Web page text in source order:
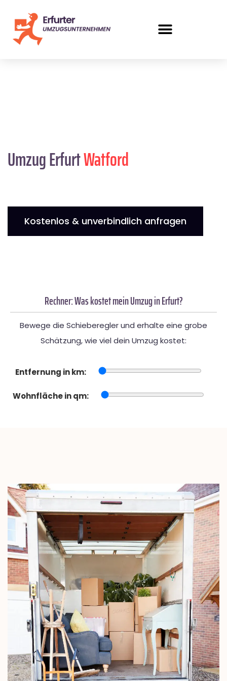
Umzug ErfurtWatford
Kostenlos & unverbindlich anfragen
Rechner: Was kostet mein Umzug in Erfurt?
Bewege die Schieberegler und erhalte eine grobe
Schätzung, wie viel dein Umzug kostet:
Entfernung in km:
Wohnfläche in qm: